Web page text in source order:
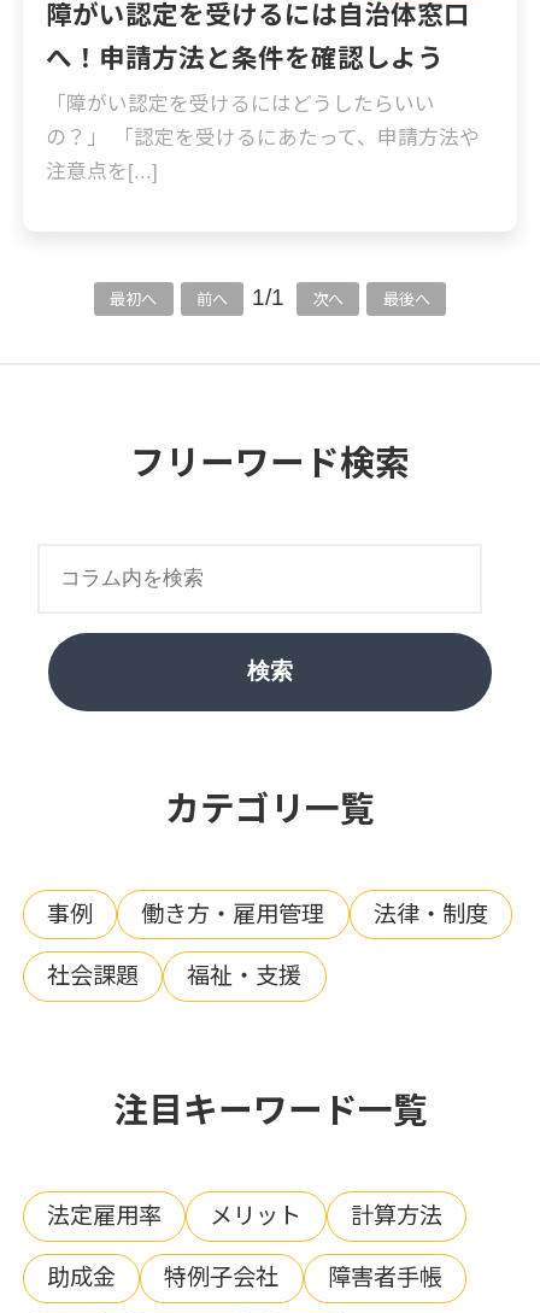
障がい認定を受けるには自治体窓口
へ！申請方法と条件を確認しよう
「障がい認定を受けるにはどうしたらいい
の？」 「認定を受けるにあたって、申請方法や
注意点を[...]
最初へ 前へ 1/1 次へ 最後へ
フリーワード検索
検索
カテゴリ一覧
事例 働き方・雇用管理 法律・制度
社会課題 福祉・支援
注目キーワード一覧
法定雇用率 メリット 計算方法
助成金 特例子会社 障害者手帳